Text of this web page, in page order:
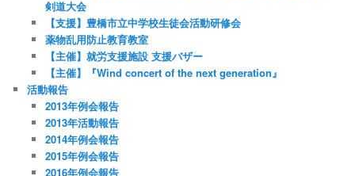
剣道大会
【支援】豊橋市立中学校生徒会活動研修会
薬物乱用防止教育教室
【主催】就労支援施設 支援バザー
【主催】『Wind concert of the next generation』
活動報告
2013年例会報告
2013年活動報告
2014年例会報告
2015年例会報告
2016年例会報告